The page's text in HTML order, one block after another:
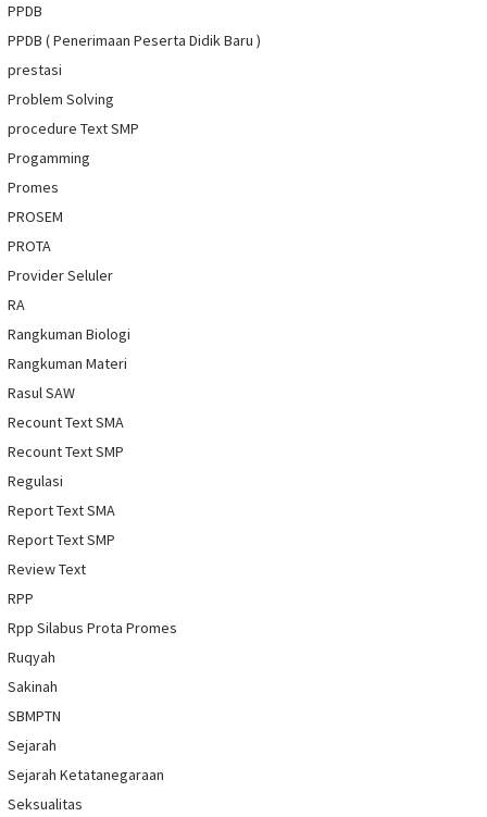
PPDB
PPDB ( Penerimaan Peserta Didik Baru )
prestasi
Problem Solving
procedure Text SMP
Progamming
Promes
PROSEM
PROTA
Provider Seluler
RA
Rangkuman Biologi
Rangkuman Materi
Rasul SAW
Recount Text SMA
Recount Text SMP
Regulasi
Report Text SMA
Report Text SMP
Review Text
RPP
Rpp Silabus Prota Promes
Ruqyah
Sakinah
SBMPTN
Sejarah
Sejarah Ketatanegaraan
Seksualitas